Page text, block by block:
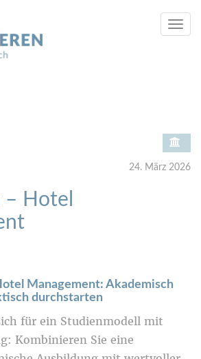
24. März 2026
Hotel
Management: Akademisch
durchstarten
für ein Studienmodell mit
Kombinieren Sie eine